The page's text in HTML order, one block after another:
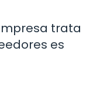
trata
es